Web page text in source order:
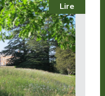
Lire